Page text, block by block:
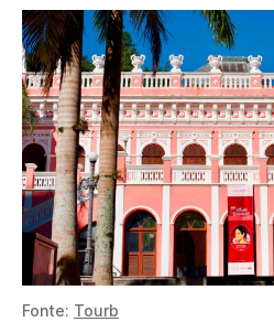
Fonte: Tourb